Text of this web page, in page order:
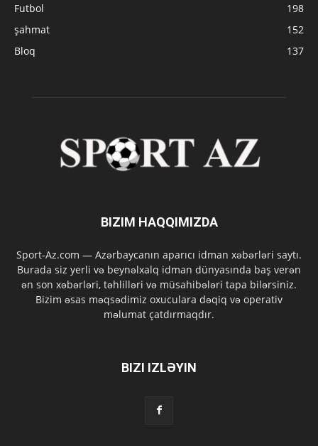
Futbol
198
şahmat
152
Bloq
137
BIZIM HAQQIMIZDA
Sport-Az.com — Azərbaycanın aparıcı idman xəbərləri saytı.
Burada siz yerli və beynəlxalq idman dünyasında baş verən
ən son xəbərləri, təhlilləri və müsahibələri tapa bilərsiniz.
Bizim əsas məqsədimiz oxuculara dəqiq və operativ
məlumat çatdırmaqdır.
BIZI IZLƏYIN